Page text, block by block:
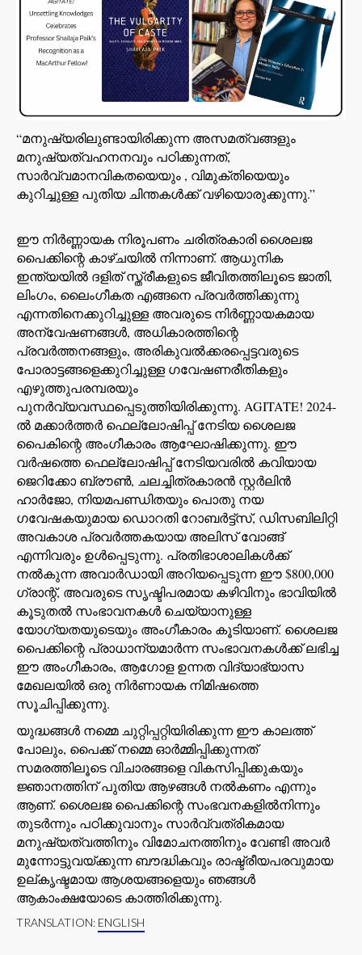
“മനുഷ്യരിലുണ്ടായിരിക്കുന്ന അസമത്വങ്ങളും
മനുഷ്യത്വഹനനവും പഠിക്കുന്നത്,
സാർവ്വമാനവികതയെയും , വിമുക്തിയെയും
കുറിച്ചുള്ള പുതിയ ചിന്തകൾക്ക് വഴിയൊരുക്കുന്നു.”
ഈ നിർണ്ണായക നിരൂപണം ചരിത്രകാരി ശൈലജ
പൈക്കിന്റെ കാഴ്‌ചയിൽ നിന്നാണ്. ആധുനിക
ഇന്ത്യയിൽ ദളിത് സ്ത്രീകളുടെ ജീവിതത്തിലൂടെ ജാതി,
ലിംഗം, ലൈംഗീകത എങ്ങനെ പ്രവർത്തിക്കുന്നു
എന്നതിനെക്കുറിച്ചുള്ള അവരുടെ നിർണ്ണായകമായ
അന്വേഷണങ്ങൾ, അധികാരത്തിന്റെ
പ്രവർത്തനങ്ങളും, അരികുവൽക്കരപ്പെട്ടവരുടെ
പോരാട്ടങ്ങളെക്കുറിച്ചുള്ള ഗവേഷണരീതികളും
എഴുത്തുപരമ്പരയും
പുനർവ്യവസ്ഥപ്പെടുത്തിയിരിക്കുന്നു. AGITATE! 2024-
ൽ മക്കാർത്തർ ഫെല്ലോഷിപ്പ് നേടിയ ശൈലജ
പൈകിന്റെ അംഗീകാരം ആഘോഷിക്കുന്നു. ഈ
വർഷത്തെ ഫെല്ലോഷിപ്പ് നേടിയവരിൽ കവിയായ
ജെറിക്കോ ബ്രൗൺ, ചലച്ചിത്രകാരൻ സ്റ്റർലിൻ
ഹാർജോ, നിയമപണ്ഡിതയും പൊതു നയ
ഗവേഷകയുമായ ഡൊറതി റോബർട്ട്സ്, ഡിസബിലിറ്റി
അവകാശ പ്രവർത്തകയായ അലിസ് വോങ്ങ്
എന്നിവരും ഉൾപ്പെടുന്നു. പ്രതിഭാശാലികൾക്ക്
നൽകുന്ന അവാർഡായി അറിയപ്പെടുന്ന ഈ $800,000
ഗ്രാന്റ്, അവരുടെ സൃഷ്ടിപരമായ കഴിവിനും ഭാവിയിൽ
കൂടുതൽ സംഭാവനകൾ ചെയ്യാനുള്ള
യോഗ്യതയുടെയും അംഗീകാരം കൂടിയാണ്. ശൈലജ
പൈക്കിന്റെ പ്രാധാന്യമാർന്ന സംഭാവനകൾക്ക് ലഭിച്ച
ഈ അംഗീകാരം, ആഗോള ഉന്നത വിദ്യാഭ്യാസ
മേഖലയിൽ ഒരു നിർണായക നിമിഷത്തെ
സൂചിപ്പിക്കുന്നു.
യുദ്ധങ്ങൾ നമ്മെ ചുറ്റിപ്പറ്റിയിരിക്കുന്ന ഈ കാലത്ത്
പോലും, പൈക്ക് നമ്മെ ഓർമ്മിപ്പിക്കുന്നത്
സമരത്തിലൂടെ വിചാരങ്ങളെ വികസിപ്പിക്കുകയും
ജ്ഞാനത്തിന് പുതിയ ആഴങ്ങൾ നൽകണം എന്നും
ആണ്. ശൈലജ പൈക്കിന്റെ സംഭവനകളിൽനിന്നും
തുടർന്നും പഠിക്കുവാനും സാർവ്വത്രികമായ
മനുഷ്യത്വത്തിനും വിമോചനത്തിനും വേണ്ടി അവർ
മുന്നോട്ടുവയ്ക്കുന്ന ബൗദ്ധികവും രാഷ്ട്രീയപരവുമായ
ഉല്കൃഷ്ടമായ ആശയങ്ങളെയും ഞങ്ങൾ
ആകാംക്ഷയോടെ കാത്തിരിക്കുന്നു.
TRANSLATION: ENGLISH